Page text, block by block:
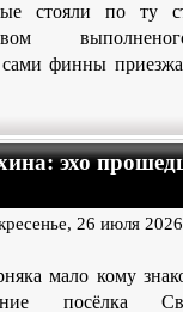
стояли по ту
финны
эхо
26 июля
мало кому
посёлка